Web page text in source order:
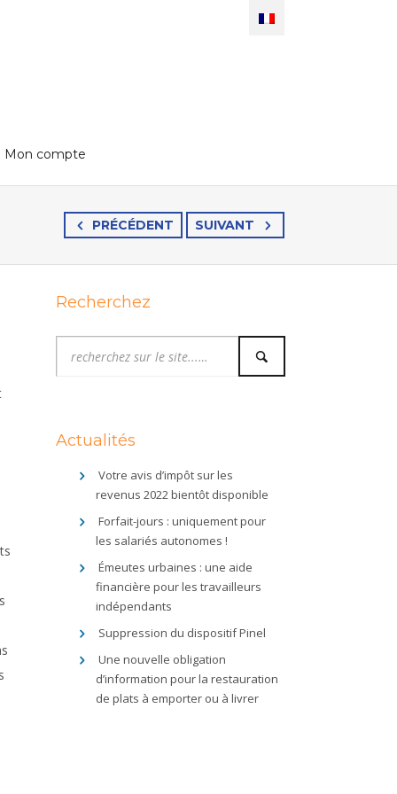
Mon compte
PRÉCÉDENT SUIVANT
Recherchez
Actualités
Votre avis d’impôt sur les
revenus 2022 bientôt disponible
Forfait-jours : uniquement pour
les salariés autonomes !
Émeutes urbaines : une aide
financière pour les travailleurs
indépendants
Suppression du dispositif Pinel
Une nouvelle obligation
d’information pour la restauration
de plats à emporter ou à livrer